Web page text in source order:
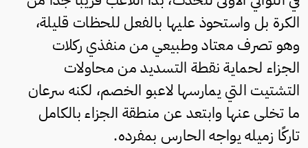
الكرة بل واستحوذ عليها بالفعل للحظات قليلة،
وهو تصرف معتاد وطبيعي من منفذي ركلات
الجزاء لحماية نقطة التسديد من محاولات
التشتيت التي يمارسها لاعبو الخصم، لكنه سرعان
ما تخلى عنها وابتعد عن منطقة الجزاء بالكامل
تاركًا زميله يواجه الحارس بمفرده.